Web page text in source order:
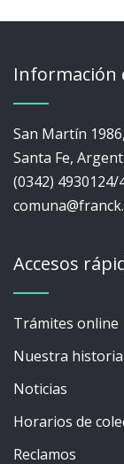
Información
San Martín
Santa Fe,
(0342)
Accesos
Trámites online
Nuestra historia
Noticias
Horarios de
Reclamos